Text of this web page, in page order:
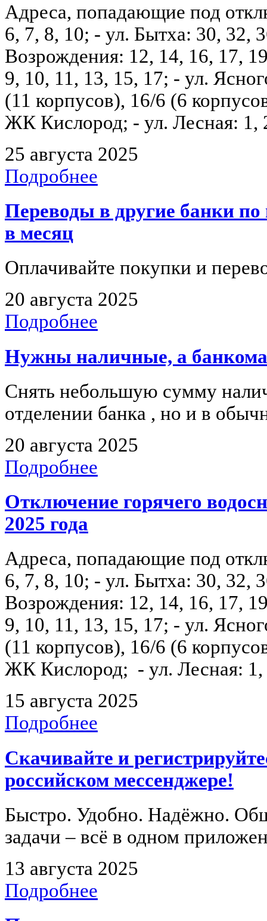
Адреса, попадающие под
6, 7, 8, 10; - ул. Бытха: 30, 32,
Возрождения: 12, 14, 16, 17,
9, 10, 11, 13, 15, 17; - ул.
(11 корпусов), 16/6 (6
ЖК Кислород; - ул. Лесная: 1,
25 августа 2025
Подробнее
Переводы в другие банки по
в месяц
Оплачивайте покупки и
20 августа 2025
Подробнее
Нужны наличные, а
Снять небольшую сумму
отделении банка , но и в
20 августа 2025
Подробнее
Отключение горячего
2025 года
Адреса, попадающие под
6, 7, 8, 10; - ул. Бытха: 30, 32,
Возрождения: 12, 14, 16, 17,
9, 10, 11, 13, 15, 17; - ул.
(11 корпусов), 16/6 (6
ЖК Кислород; - ул. Лесная: 1,
15 августа 2025
Подробнее
Скачивайте и
российском мессенджере!
Быстро. Удобно. Надёжно.
задачи – всё в одном
13 августа 2025
Подробнее